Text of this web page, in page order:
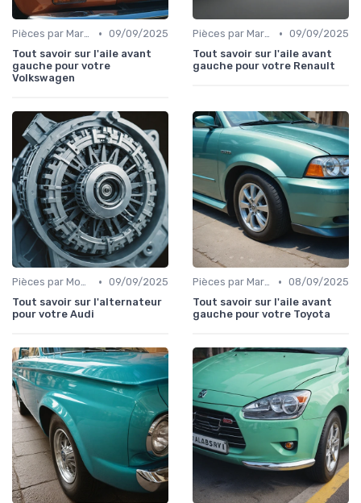
Pièces par Marque de Voiture • 09/09/2025
Tout savoir sur l'aile avant
gauche pour votre
Volkswagen
Pièces par Marque de Voiture • 09/09/2025
Tout savoir sur l'aile avant
gauche pour votre Renault
Pièces par Modèle de Voiture • 09/09/2025
Tout savoir sur l'alternateur
pour votre Audi
Pièces par Marque de Voiture • 08/09/2025
Tout savoir sur l'aile avant
gauche pour votre Toyota